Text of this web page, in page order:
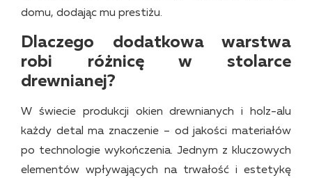
domu, dodając mu prestiżu.
Dlaczego dodatkowa warstwa
robi różnicę w stolarce
drewnianej?
W świecie produkcji okien drewnianych i holz-alu
każdy detal ma znaczenie – od jakości materiałów
po technologie wykończenia. Jednym z kluczowych
elementów wpływających na trwałość i estetykę